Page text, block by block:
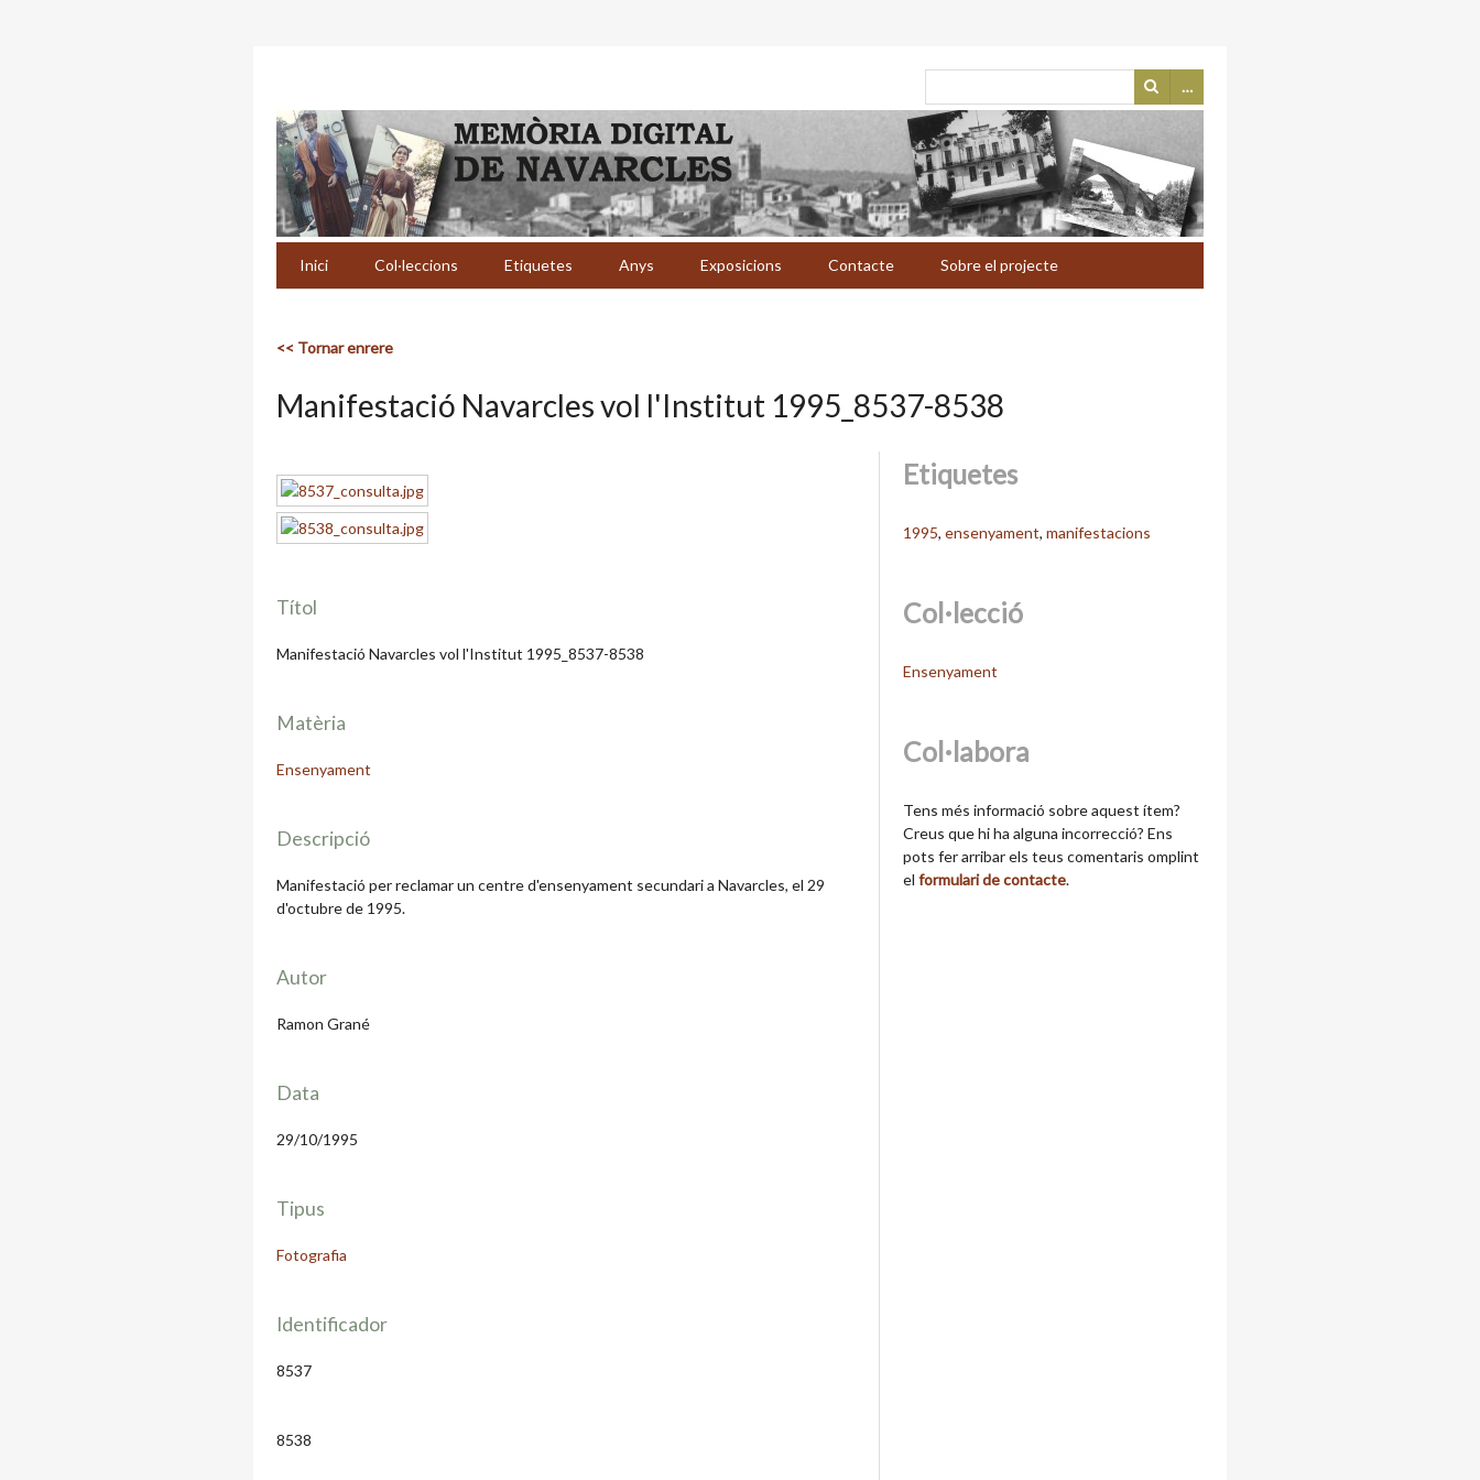
…
Inici Col·leccions Etiquetes Anys Exposicions Contacte Sobre el projecte
<< Tornar enrere
Manifestació Navarcles vol l'Institut 1995_8537-8538
Títol
Manifestació Navarcles vol l'Institut 1995_8537-8538
Matèria
Ensenyament
Descripció
Manifestació per reclamar un centre d'ensenyament secundari a Navarcles, el 29
d'octubre de 1995.
Autor
Ramon Grané
Data
29/10/1995
Tipus
Fotografia
Identificador
8537
8538
Etiquetes
1995,ensenyament,manifestacions
Col·lecció
Ensenyament
Col·labora
Tens més informació sobre aquest ítem?
Creus que hi ha alguna incorrecció? Ens
pots fer arribar els teus comentaris omplint
elformulari de contacte.